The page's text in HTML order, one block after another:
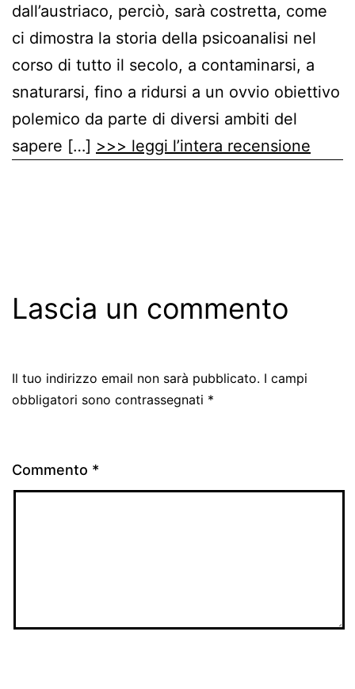
dall’austriaco, perciò, sarà costretta, come
ci dimostra la storia della psicoanalisi nel
corso di tutto il secolo, a contaminarsi, a
snaturarsi, fino a ridursi a un ovvio obiettivo
polemico da parte di diversi ambiti del
sapere […] >>> leggi l’intera recensione
Lascia un commento
Il tuo indirizzo email non sarà pubblicato. I campi
obbligatori sono contrassegnati *
Commento *